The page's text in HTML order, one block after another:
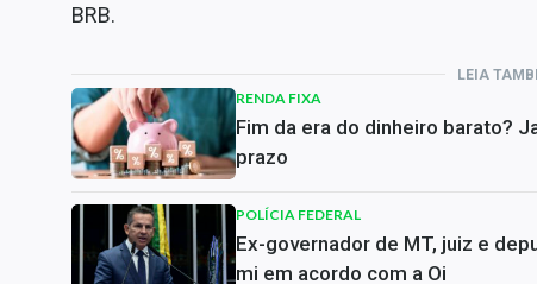
BRB.
LEIA
RENDA FIXA
Fim da era do dinheiro barato?
prazo
POLÍCIA FEDERAL
Ex-governador de MT, juiz e
mi em acordo com a Oi